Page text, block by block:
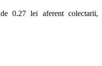
0.27 lei aferent colectarii,